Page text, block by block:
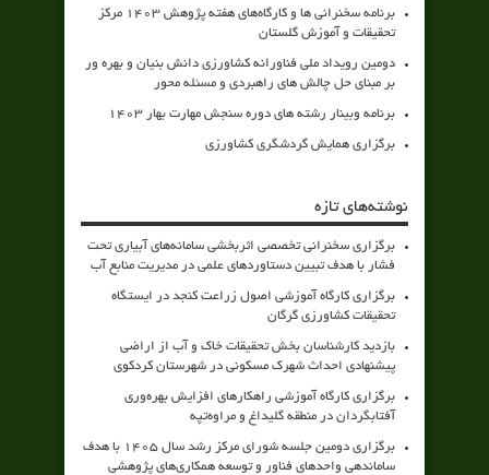
برنامه سخنرانی ها و کارگاه‌های هفته پژوهش 1403 مرکز
تحقیقات و آموزش گلستان
دومین رویداد ملی فناورانه کشاورزی دانش بنیان و بهره ور
بر مبنای حل چالش های راهبردی و مسئله محور
برنامه وبینار رشته های دوره سنجش مهارت بهار 1403
برگزاری همایش گردشگری کشاورزی
نوشته‌های تازه
برگزاری سخنرانی تخصصی اثربخشی سامانه‌های آبیاری تحت
فشار با هدف تبیین دستاوردهای علمی در مدیریت منابع آب
برگزاری کارگاه آموزشی اصول زراعت کنجد در ایستگاه
تحقیقات کشاورزی گرگان
بازدید کارشناسان بخش تحقیقات خاک و آب از اراضی
پیشنهادی احداث شهرک مسکونی در شهرستان کردکوی
برگزاری کارگاه آموزشی راهکارهای افزایش بهره‌وری
آفتابگردان در منطقه گلیداغ و مراوه‌تپه
برگزاری دومین جلسه شورای مرکز رشد سال ۱۴۰۵ با هدف
ساماندهی واحدهای فناور و توسعه همکاری‌های پژوهشی